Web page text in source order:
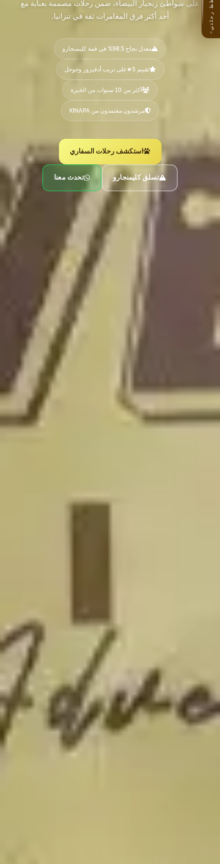
على شواطئ زنجبار البيضاء، ضمن رحلات مصممة بعناية مع
أحد أكثر فرق المغامرات ثقة في تنزانيا.
معدل نجاح 98.5% في قمة كليمنجارو
تقييم 5 ★على تريب أدفيزور وجوجل
أكثر من 10 سنوات من الخبرة
مرشدون معتمدون من KINAPA
استكشف رحلات السفاري
تسلق كليمنجارو تحدث معنا
خطط رحلتي